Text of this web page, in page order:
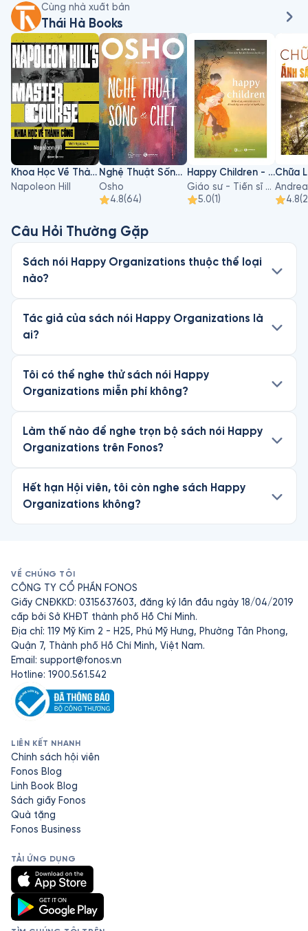
Cùng nhà xuất bản
Thái Hà Books
Khoa Học Về Thành Công
Napoleon Hill
Nghệ Thuật Sống Và Chết
Osho
4.8(64)
Happy Children - Hiểu Về Sự Phát Triển Của Trẻ Để Nuôi Dạy Con An Lạc Và Hạnh Phúc
Giáo sư - Tiến sĩ Hà Vĩnh Thọ
5.0(1)
4.8(
Câu Hỏi Thường Gặp
Sách nói Happy Organizations thuộc thể loại
nào?
Tác giả của sách nói Happy Organizations là
ai?
Tôi có thể nghe thử sách nói Happy
Organizations miễn phí không?
Làm thế nào để nghe trọn bộ sách nói Happy
Organizations trên Fonos?
Hết hạn Hội viên, tôi còn nghe sách Happy
Organizations không?
VỀ CHÚNG TÔI
CÔNG TY CỔ PHẦN FONOS
Giấy CNĐKKD: 0315637603, đăng ký lần đầu ngày 18/04/2019
cấp bởi Sở KHĐT thành phố Hồ Chí Minh.
Địa chỉ: 119 Mỹ Kim 2 - H25, Phú Mỹ Hưng, Phường Tân Phong,
Quận 7, Thành phố Hồ Chí Minh, Việt Nam.
Email: support@fonos.vn
Hotline: 1900.561.542
LIÊN KẾT NHANH
Chính sách hội viên
Fonos Blog
Linh Book Blog
Sách giấy Fonos
Quà tặng
Fonos Business
TẢI ỨNG DỤNG